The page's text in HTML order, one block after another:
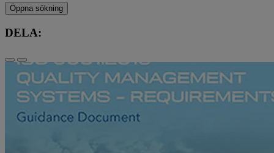
Öppna sökning
DELA: